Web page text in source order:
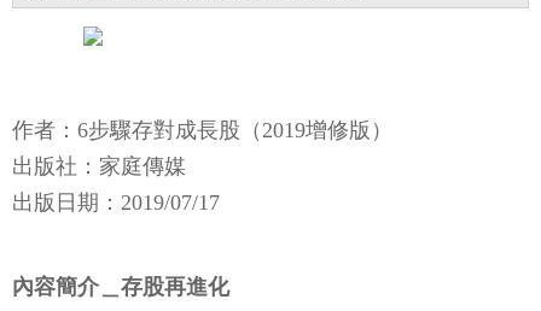
作者：6步驟存對成長股（2019增修版）
出版社：家庭傳媒
出版日期：2019/07/17
內容簡介＿存股再進化